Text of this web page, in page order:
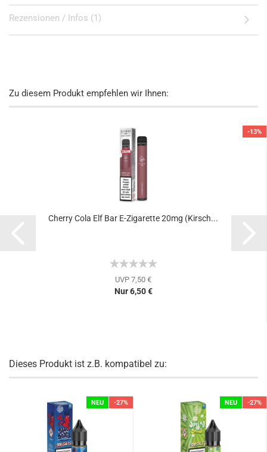
Rezensionen / Infos (1)
Zu diesem Produkt empfehlen wir Ihnen:
-13%
Cherry Cola Elf Bar E-Zigarette 20mg (Kirsch...
UVP 7,50 €
Nur 6,50 €
Dieses Produkt ist z.B. kompatibel zu:
NEU -27% NEU -27%